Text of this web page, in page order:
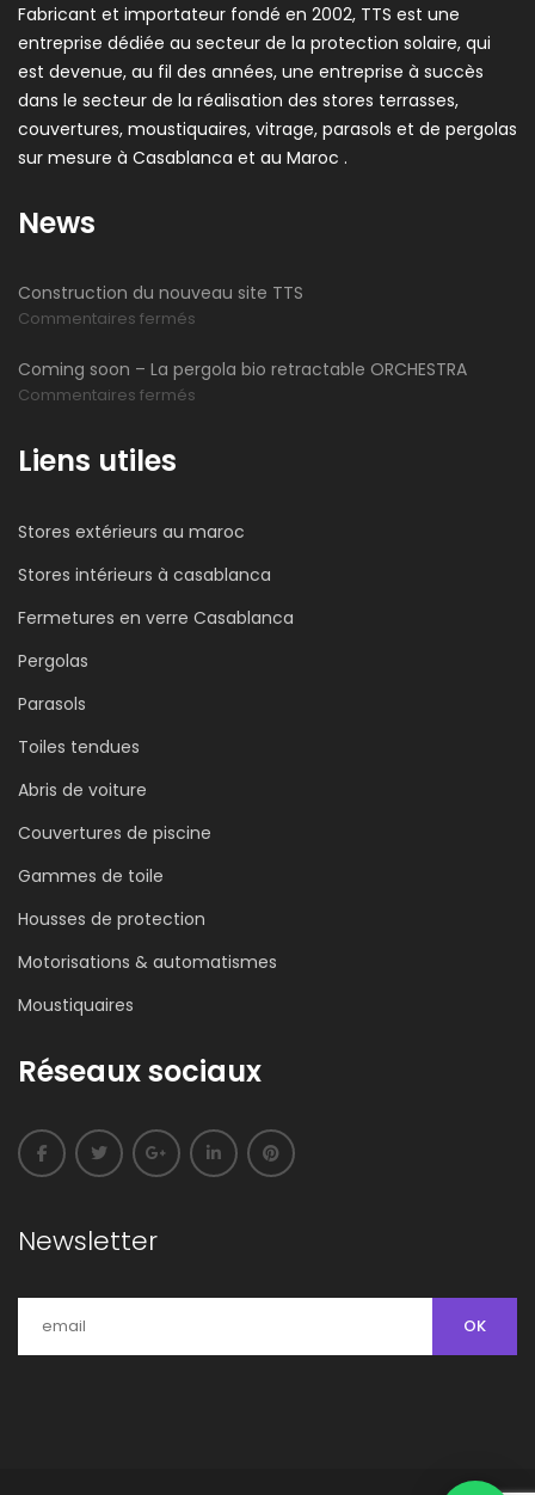
Fabricant et importateur fondé en 2002, TTS est une
entreprise dédiée au secteur de la protection solaire, qui
est devenue, au fil des années, une entreprise à succès
dans le secteur de la réalisation des stores terrasses,
couvertures, moustiquaires, vitrage, parasols et de pergolas
sur mesure à Casablanca et au Maroc .
News
Construction du nouveau site TTS
Commentaires fermés
du
Coming soon – La pergola bio retractable ORCHESTRA
Commentaires fermés
pergola
bio
ORCHESTRA
Liens utiles
Stores extérieurs au maroc
Stores intérieurs à casablanca
Fermetures en verre Casablanca
Pergolas
Parasols
Toiles tendues
Abris de voiture
Couvertures de piscine
Gammes de toile
Housses de protection
Motorisations & automatismes
Moustiquaires
Réseaux sociaux
Newsletter